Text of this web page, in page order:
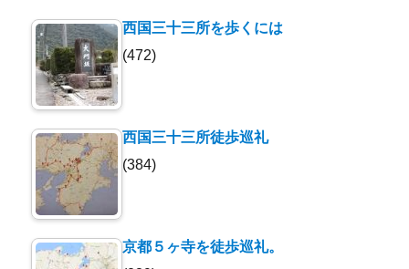
西国三十三所を歩くには
(472)
西国三十三所徒歩巡礼
(384)
京都５ヶ寺を徒歩巡礼。